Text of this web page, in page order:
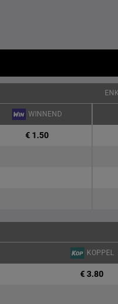
WINNEND
€ 1.50
KOPPEL
€ 3.80